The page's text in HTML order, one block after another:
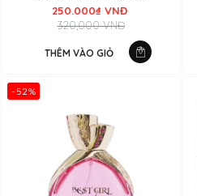
250.000₫ VNĐ
320,000 VNĐ
THÊM VÀO GIỎ
-52%